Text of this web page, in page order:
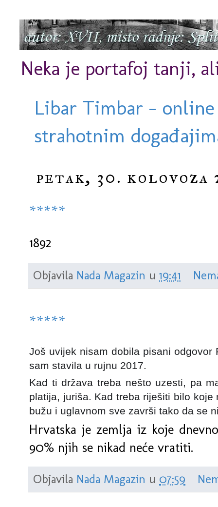
Neka je portafoj tanji,
Libar Timbar -
strahotnim
petak, 30. kolovoza
*****
1892
Objavila Nada Magazin u 19:41
*****
Još uvijek nisam dobila pisani odgovor
sam stavila u rujnu 2017.
Kad ti država treba nešto uzesti, pa
platija, juriša. Kad treba riješiti bilo
bužu i uglavnom sve završi tako da se
Hrvatska je zemlja iz koje
90% njih se nikad neće vratiti.
Objavila Nada Magazin u 07:59